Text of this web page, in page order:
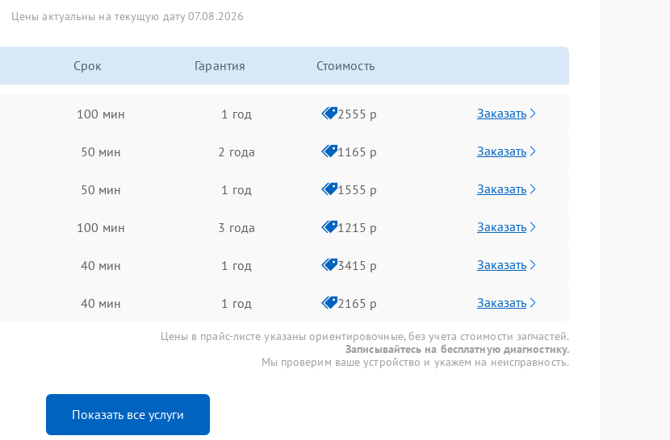
Цены актуальны на текущую дату 07.08.2026
Срок Гарантия Стоимость
100 мин 1 год 2555 р Заказать
50 мин 2 года 1165 р Заказать
50 мин 1 год 1555 р Заказать
100 мин 3 года 1215 р Заказать
40 мин 1 год 3415 р Заказать
40 мин 1 год 2165 р Заказать
Цены в прайс-листе указаны ориентировочные, без учета стоимости запчастей.
Записывайтесь на бесплатную диагностику.
Мы проверим ваше устройство и укажем на неисправность.
Показать все услуги